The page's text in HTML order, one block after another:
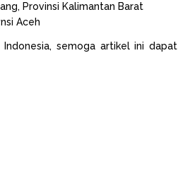
Provinsi Kalimantan Barat
Aceh
semoga artikel ini dapat